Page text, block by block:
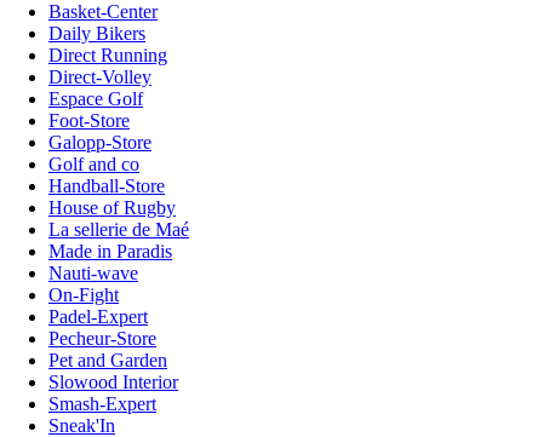
Basket-Center
Daily Bikers
Direct Running
Direct-Volley
Espace Golf
Foot-Store
Galopp-Store
Golf and co
Handball-Store
House of Rugby
La sellerie de Maé
Made in Paradis
Nauti-wave
On-Fight
Padel-Expert
Pecheur-Store
Pet and Garden
Slowood Interior
Smash-Expert
Sneak'In